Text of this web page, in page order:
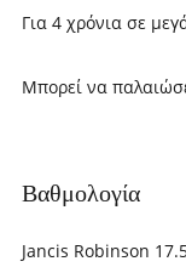
Για 4 χρόνια σε
Mπορεί να
Βαθμολογία
Jancis Robinson